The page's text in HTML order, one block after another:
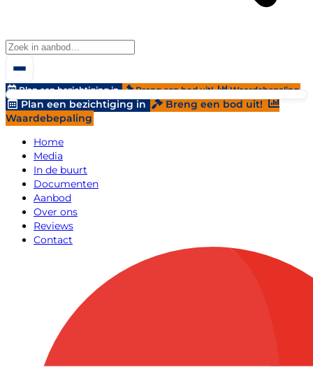
Plan een bezichtiging in Breng een bod uit! Waardebepaling
Plan een bezichtiging in
Breng een bod uit!
Waardebepaling
Home
Media
In de buurt
Documenten
Aanbod
Over ons
Reviews
Contact